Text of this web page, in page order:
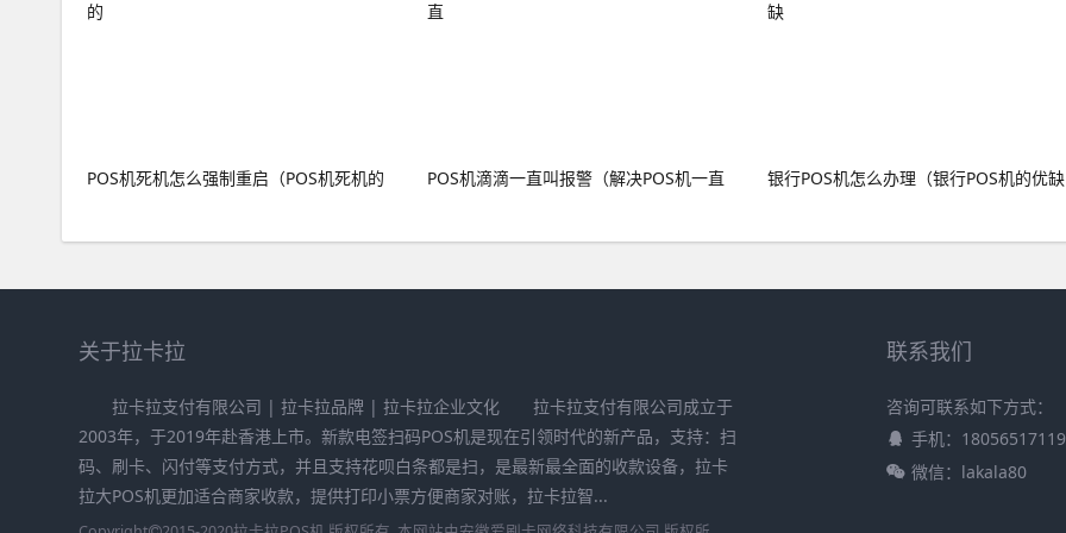
POS机死机怎么强制重启（POS机死机的 POS机滴滴一直叫报警（解决POS机一直 银行POS机怎么办理（银行POS机的优缺
关于拉卡拉
拉卡拉支付有限公司 | 拉卡拉品牌 | 拉卡拉企业文化 拉卡拉支付有限公司成立于
2003年，于2019年赴香港上市。新款电签扫码POS机是现在引领时代的新产品，支持：扫
码、刷卡、闪付等支付方式，并且支持花呗白条都是扫，是最新最全面的收款设备，拉卡
拉大POS机更加适合商家收款，提供打印小票方便商家对账，拉卡拉智...
联系我们
咨询可联系如下方式：
手机：18056517119
微信：lakala80